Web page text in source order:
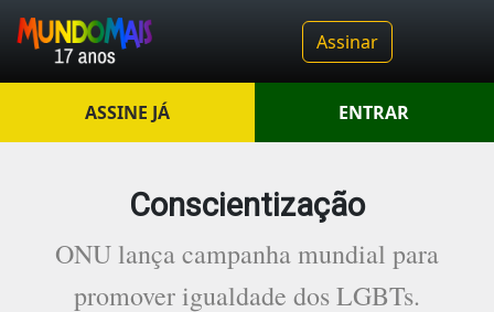
Assinar
ASSINE JÁ ENTRAR
Conscientização
ONU lança campanha mundial para
promover igualdade dos LGBTs.